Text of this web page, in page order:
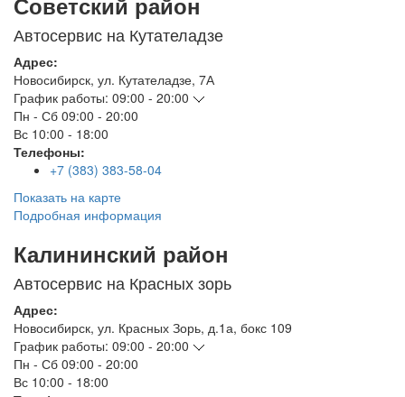
Автосервис на Кутателадзе
Адрес:
Новосибирск, ул. Кутателадзе, 7А
График работы: 09:00 - 20:00
Пн - Сб 09:00 - 20:00
Вс 10:00 - 18:00
Телефоны:
+7 (383) 383-58-04
Показать на карте
Подробная информация
Калининский район
Автосервис на Красных зорь
Адрес:
Новосибирск, ул. Красных Зорь, д.1а, бокс 109
График работы: 09:00 - 20:00
Пн - Сб 09:00 - 20:00
Вс 10:00 - 18:00